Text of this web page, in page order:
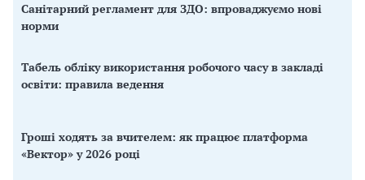
Санітарний регламент для ЗДО: впроваджуємо нові
норми
Табель обліку використання робочого часу в закладі
освіти: правила ведення
Гроші ходять за вчителем: як працює платформа
«Вектор» у 2026 році